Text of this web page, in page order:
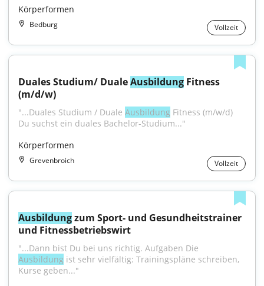
Körperformen
Bedburg Vollzeit
Duales Studium/ Duale Ausbildung Fitness
(m/d/w)
"...Duales Studium / Duale Ausbildung Fitness (m/w/d)
Du suchst ein duales Bachelor-Studium..."
Körperformen
Grevenbroich Vollzeit
Ausbildung zum Sport- und Gesundheitstrainer
und Fitnessbetriebswirt
Ausbildung ist sehr vielfältig: Trainingspläne schreiben,
Kurse geben..."